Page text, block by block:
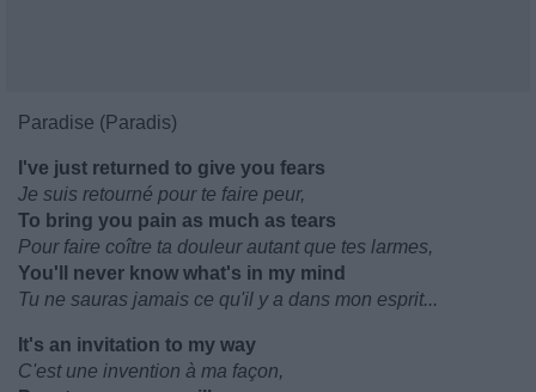
Paradise (Paradis)
I've just returned to give you fears
Je suis retourné pour te faire peur,
To bring you pain as much as tears
Pour faire coître ta douleur autant que tes larmes,
You'll never know what's in my mind
Tu ne sauras jamais ce qu'il y a dans mon esprit...
It's an invitation to my way
C'est une invention à ma façon,